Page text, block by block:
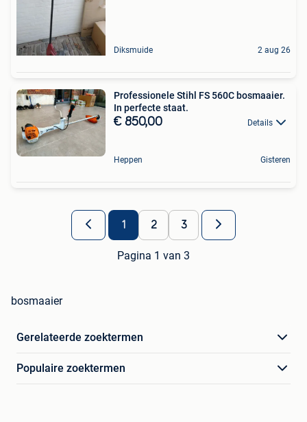
Diksmuide 2 aug 26
Professionele Stihl FS 560C bosmaaier.
In perfecte staat.
€ 850,00 Details
Heppen Gisteren
1 2 3
Pagina 1 van 3
bosmaaier
Gerelateerde zoektermen
Populaire zoektermen